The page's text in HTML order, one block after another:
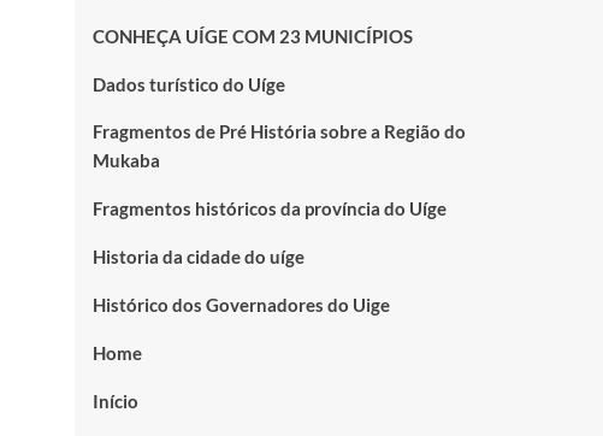
CONHEÇA UÍGE COM 23 MUNICÍPIOS
Dados turístico do Uíge
Fragmentos de Pré História sobre a Região do
Mukaba
Fragmentos históricos da província do Uíge
Historia da cidade do uíge
Histórico dos Governadores do Uige
Home
Início